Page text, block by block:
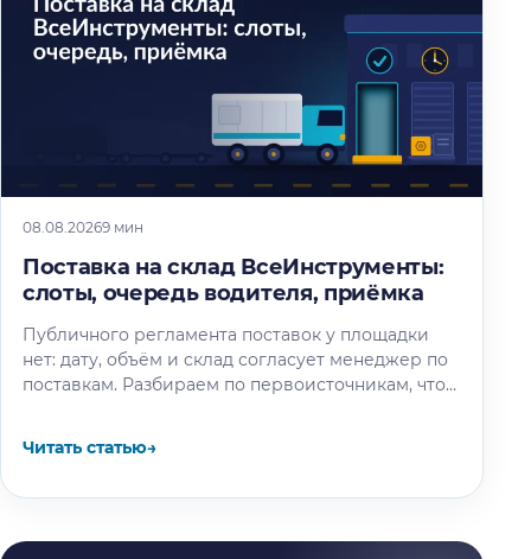
08.08.20269 мин
Поставка на склад ВсеИнструменты:
слоты, очередь водителя, приёмка
Публичного регламента поставок у площадки
нет: дату, объём и склад согласует менеджер по
поставкам. Разбираем по первоисточникам, что
Читать статью→